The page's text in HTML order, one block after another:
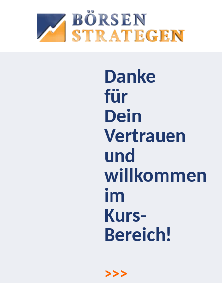
Danke
für
Dein
Vertrauen
und
willkommen
im
Kurs-
Bereich!
>>>